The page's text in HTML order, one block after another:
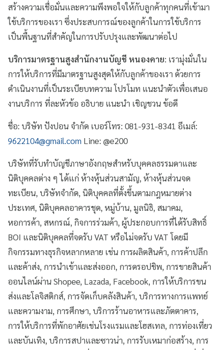
สร้างความเชื่อมั่นและความพึงพอใจให้กับลูกค้าทุกคนที่เข้ามา
ใช้บริการของเรา ซึ่งประสบการณ์ของลูกค้าในการใช้บริการ
เป็นพื้นฐานที่สำคัญในการปรับปรุงและพัฒนาต่อไป
บริการมาตรฐานสูงสำนักงานบัญชี หนองคาย: เรามุ่งมั่นใน
การให้บริการที่มีมาตรฐานสูงสุดให้กับลูกค้าของเรา ด้วยการ
ดำเนินงานที่เป็นระเบียบทความ โปรโมท แนะนำตัวเพื่อเสนอ
งานบริการ ที่ละหัวข้อ อธิบาย แนะนำ เชิญชวน ข้อดี
ชื่อ: บริษัท ปังปอน จำกัด เบอร์โทร: 081-931-8341 อีเมล์:
9622104@gmail.com Line: @e200
บริษัทที่รับทำบัญชีภาษาอังกฤษสำหรับบุคคลธรรมดาและ
นิติบุคคลต่าง ๆ ได้แก่ ห้างหุ้นส่วนสามัญ, ห้างหุ้นส่วนจด
ทะเบียน, บริษัทจำกัด, นิติบุคคลที่ตั้งขึ้นตามกฎหมายต่าง
ประเทศ, นิติบุคคลอาคารชุด, หมู่บ้าน, มูลนิธิ, สมาคม,
หอการค้า, สหกรณ์, กิจการร่วมค้า, ผู้ประกอบการที่ได้รับสิทธิ์
BOI และนิติบุคคลที่จดรับ VAT หรือไม่จดรับ VAT โดยมี
กิจกรรมทางธุรกิจหลากหลาย เช่น การผลิตสินค้า, การค้าปลีก
และค้าส่ง, การนำเข้าและส่งออก, การดรอปชิพ, การขายสินค้า
ออนไลน์ผ่าน Shopee, Lazada, Facebook, การให้บริการขน
ส่งและโลจิสติกส์, การจัดเก็บคลังสินค้า, บริการทางการแพทย์
และความงาม, การศึกษา, บริการร้านอาหารและภัตตาคาร,
การให้บริการที่พักอาศัยเช่นโรงแรมและโฮสเทล, การท่องเที่ยว
และบันเทิง, บริการสปาและซาวน่า, การรับเหมาก่อสร้าง, การ